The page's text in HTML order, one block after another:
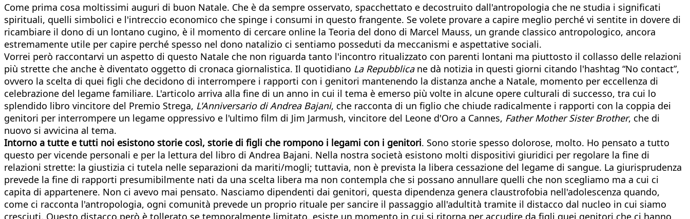
Come prima cosa moltissimi auguri di buon Natale. Che è da sempre osservato, spacchettato e decostruito dall'antropologia che ne studia i significati
spirituali, quelli simbolici e l'intreccio economico che spinge i consumi in questo frangente. Se volete provare a capire meglio perché vi sentite in dovere di
ricambiare il dono di un lontano cugino, è il momento di cercare online la Teoria del dono di Marcel Mauss, un grande classico antropologico, ancora
estremamente utile per capire perché spesso nel dono natalizio ci sentiamo posseduti da meccanismi e aspettative sociali.
Vorrei però raccontarvi un aspetto di questo Natale che non riguarda tanto l'incontro ritualizzato con parenti lontani ma piuttosto il collasso delle relazioni
più strette che anche è diventato oggetto di cronaca giornalistica. Il quotidiano La Repubblicane dà notizia in questi giorni citando l'hashtag “No contact”,
ovvero la scelta di quei figli che decidono di interrompere i rapporti con i genitori mantenendo la distanza anche a Natale, momento per eccellenza di
celebrazione del legame familiare. L'articolo arriva alla fine di un anno in cui il tema è emerso più volte in alcune opere culturali di successo, tra cui lo
splendido libro vincitore del Premio Strega, L'Anniversario di Andrea Bajani, che racconta di un figlio che chiude radicalmente i rapporti con la coppia dei
genitori per interrompere un legame oppressivo e l'ultimo film di Jim Jarmush, vincitore del Leone d'Oro a Cannes, Father Mother Sister Brother, che di
nuovo si avvicina al tema.
Intorno a tutte e tutti noi esistono storie così, storie di figli che rompono i legami con i genitori. Sono storie spesso dolorose, molto. Ho pensato a tutto
questo per vicende personali e per la lettura del libro di Andrea Bajani. Nella nostra società esistono molti dispositivi giuridici per regolare la fine di
relazioni strette: la giustizia ci tutela nelle separazioni da mariti/mogli; tuttavia, non è prevista la libera cessazione del legame di sangue. La giurisprudenza
prevede la fine di rapporti presumibilmente nati da una scelta libera ma non contempla che si possano annullare quelli che non scegliamo ma a cui ci
capita di appartenere. Non ci avevo mai pensato. Nasciamo dipendenti dai genitori, questa dipendenza genera claustrofobia nell'adolescenza quando,
come ci racconta l'antropologia, ogni comunità prevede un proprio rituale per sancire il passaggio all'adultità tramite il distacco dal nucleo in cui siamo
cresciuti. Questo distacco però è tollerato se temporalmente limitato, esiste un momento in cui si ritorna per accudire da figli quei genitori che ci hanno